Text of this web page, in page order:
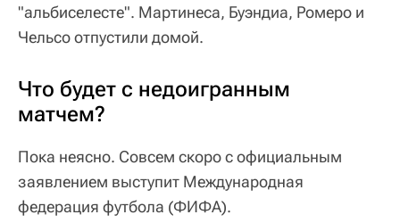
"альбиселесте". Мартинеса, Буэндиа, Ромеро и
Чельсо отпустили домой.
Что будет с недоигранным
матчем?
Пока неясно. Совсем скоро с официальным
заявлением выступит Международная
федерация футбола (ФИФА).